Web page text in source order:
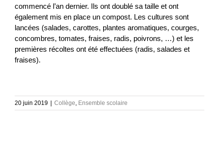
commencé l’an dernier. Ils ont doublé sa taille et ont
également mis en place un compost. Les cultures sont
lancées (salades, carottes, plantes aromatiques, courges,
concombres, tomates, fraises, radis, poivrons, …) et les
premières récoltes ont été effectuées (radis, salades et
fraises).
20 juin 2019 | Collège Ensemble scolaire